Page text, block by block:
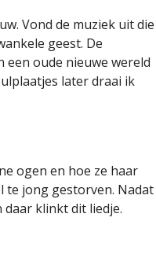
Vond de muziek uit die
geest. De
een oude nieuwe wereld
later draai ik
ogen en hoe ze haar
te jong gestorven. Nadat
klinkt dit liedje.